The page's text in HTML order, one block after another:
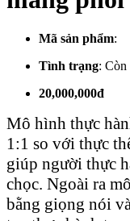
Mã sản phẩm:
Tình trạng: Còn
20,000,000đ
Mô hình thực
1:1 so với thực
giúp người thực
chọc. Ngoài ra
bằng giọng nói